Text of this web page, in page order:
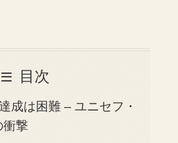
目次
成は困難 – ユニセフ・
衝撃